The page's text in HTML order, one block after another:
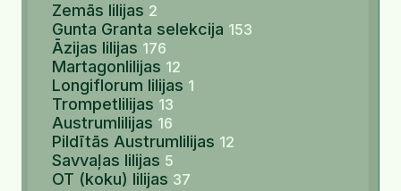
Zemās lilijas 2
Gunta Granta selekcija 153
Āzijas lilijas 176
Martagonlilijas 12
Longiflorum lilijas 1
Trompetlilijas 13
Austrumlilijas 16
Pildītās Austrumlilijas 12
Savvaļas lilijas 5
OT (koku) lilijas 37